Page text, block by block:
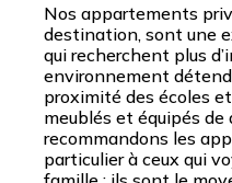
Nos appartements
destination, sont une
qui recherchent plus
environnement
proximité des écoles
meublés et équipés
recommandons les
particulier à ceux qui